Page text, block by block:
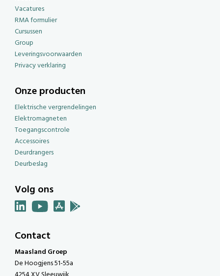
Vacatures
RMA formulier
Cursussen
Group
Leveringsvoorwaarden
Privacy verklaring
Onze producten
Elektrische vergrendelingen
Elektromagneten
Toegangscontrole
Accessoires
Deurdrangers
Deurbeslag
Volg ons
Contact
Maasland Groep
De Hoogjens 51-55a